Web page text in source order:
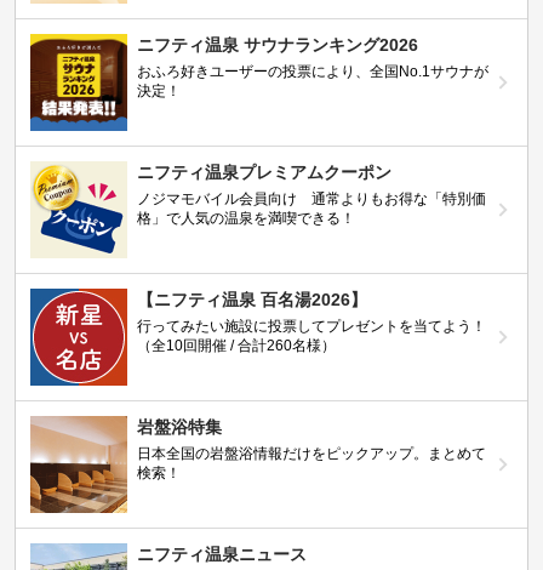
ニフティ温泉 サウナランキング2026
おふろ好きユーザーの投票により、全国No.1サウナが
決定！
ニフティ温泉プレミアムクーポン
ノジマモバイル会員向け 通常よりもお得な「特別価
格」で人気の温泉を満喫できる！
【ニフティ温泉 百名湯2026】
行ってみたい施設に投票してプレゼントを当てよう！
（全10回開催 / 合計260名様）
岩盤浴特集
日本全国の岩盤浴情報だけをピックアップ。まとめて
検索！
ニフティ温泉ニュース